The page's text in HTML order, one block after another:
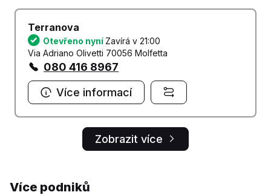
Terranova
Otevřeno nyní Zavírá v 21:00
Via Adriano Olivetti 70056 Molfetta
080 416 8967
Více informací
Zobrazit více
Více podniků